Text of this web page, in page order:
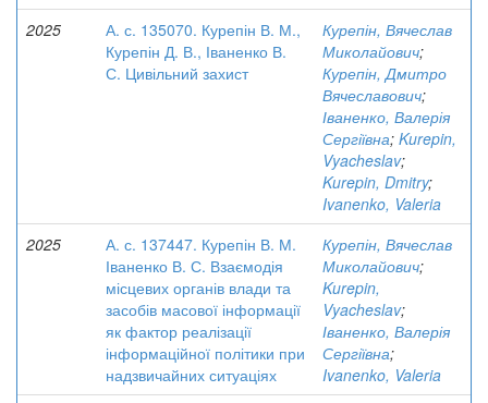
2025
А. с. 135070. Курепін В. М.,
Курепін Д. В., Іваненко В.
С. Цивільний захист
Курепін, Вячеслав
Миколайович;
Курепін, Дмитро
Вячеславович;
Іваненко, Валерія
Сергіївна; Kurepin,
Vyacheslav;
Kurepin, Dmitry;
Ivanenko, Valeria
2025
А. с. 137447. Курепін В. М.
Іваненко В. С. Взаємодія
місцевих органів влади та
засобів масової інформації
як фактор реалізації
інформаційної політики при
надзвичайних ситуаціях
Курепін, Вячеслав
Миколайович;
Kurepin,
Vyacheslav;
Іваненко, Валерія
Сергіївна;
Ivanenko, Valeria